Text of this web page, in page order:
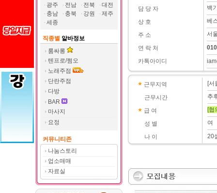
광주
전남 전북
대전
충남
충북 강원
제주
세종
직종별 알바정보
룸싸롱
텐프로/쩜오
노래주점
단란주점
다방
BAR
마사지
요정
커뮤니티존
나눔스토리
업소매매
자료실
담 당 자
상 호
주 소
연 락 처
카톡아이디
백
베
서
근무지역
근무시간
급 여
성 별
나 이
[서
추
[협
여
20